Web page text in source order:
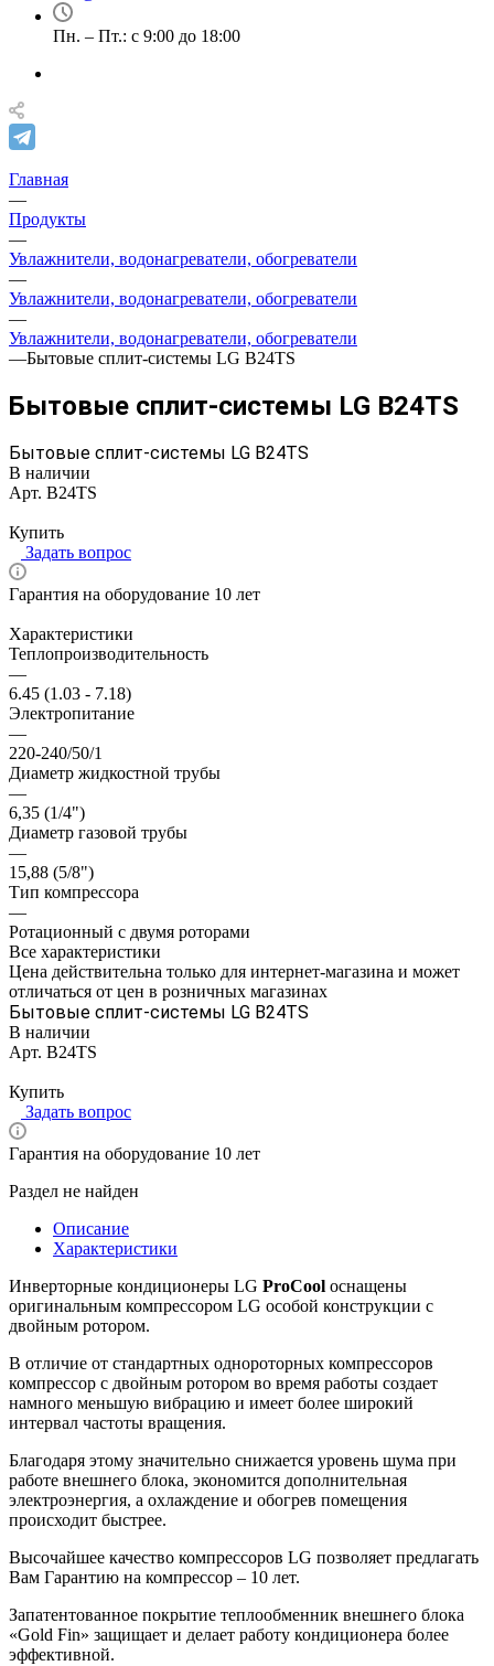
Пн. – Пт.: с 9:00 до 18:00
Главная
—
Продукты
—
Увлажнители, водонагреватели, обогреватели
—
Увлажнители, водонагреватели, обогреватели
—
Увлажнители, водонагреватели, обогреватели
—Бытовые сплит-системы LG B24TS
Бытовые сплит-системы LG B24TS
Бытовые сплит-системы LG B24TS
В наличии
Арт. B24TS
Купить
Задать вопрос
Гарантия на оборудование 10 лет
Характеристики
Теплопроизводительность
—
6.45 (1.03 - 7.18)
Электропитание
—
220-240/50/1
Диаметр жидкостной трубы
—
6,35 (1/4")
Диаметр газовой трубы
—
15,88 (5/8")
Тип компрессора
—
Ротационный с двумя роторами
Все характеристики
Цена действительна только для интернет-магазина и может
отличаться от цен в розничных магазинах
Бытовые сплит-системы LG B24TS
В наличии
Арт. B24TS
Купить
Задать вопрос
Гарантия на оборудование 10 лет
Раздел не найден
Описание
Характеристики
Инверторные кондиционеры LG ProCool оснащены
оригинальным компрессором LG особой конструкции с
двойным ротором.
В отличие от стандартных однороторных компрессоров
компрессор с двойным ротором во время работы создает
намного меньшую вибрацию и имеет более широкий
интервал частоты вращения.
Благодаря этому значительно снижается уровень шума при
работе внешнего блока, экономится дополнительная
электроэнергия, а охлаждение и обогрев помещения
происходит быстрее.
Высочайшее качество компрессоров LG позволяет предлагать
Вам Гарантию на компрессор – 10 лет.
Запатентованное покрытие теплообменник внешнего блока
«Gold Fin» защищает и делает работу кондиционера более
эффективной.